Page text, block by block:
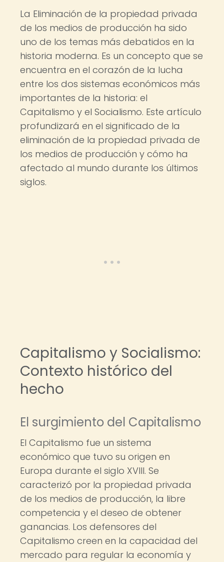
La Eliminación de la propiedad privada
de los medios de producción ha sido
uno de los temas más debatidos en la
historia moderna. Es un concepto que se
encuentra en el corazón de la lucha
entre los dos sistemas económicos más
importantes de la historia: el
Capitalismo y el Socialismo. Este artículo
profundizará en el significado de la
eliminación de la propiedad privada de
los medios de producción y cómo ha
afectado al mundo durante los últimos
siglos.
Capitalismo y Socialismo:
Contexto histórico del
hecho
El surgimiento del Capitalismo
El Capitalismo fue un sistema
económico que tuvo su origen en
Europa durante el siglo XVIII. Se
caracterizó por la propiedad privada
de los medios de producción, la libre
competencia y el deseo de obtener
ganancias. Los defensores del
Capitalismo creen en la capacidad del
mercado para regular la economía y